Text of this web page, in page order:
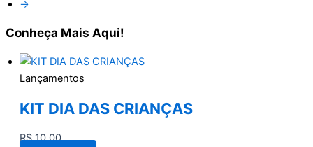
→
Conheça Mais Aqui!
Lançamentos
KIT DIA DAS CRIANÇAS
R$10,00